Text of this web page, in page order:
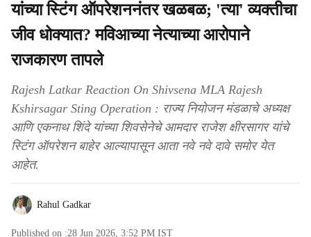
यांच्या स्टिंग ऑपरेशननंतर खळबळ; 'त्या' व्यक्तीचा
जीव धोक्यात? मविआच्या नेत्याच्या आरोपाने
राजकारण तापले
Rajesh Latkar Reaction On Shivsena MLA Rajesh
Kshirsagar Sting Operation : राज्य नियोजन मंडळाचे अध्यक्ष
आणि एकनाथ शिंदे यांच्या शिवसेनेचे आमदार राजेश क्षीरसागर यांचे
स्टिंग ऑपरेशन बाहेर आल्यापासून आता नवे नवे दावे समोर येत
आहेत.
Rahul Gadkar
Published on :28 Jun 2026, 3:52 PM IST